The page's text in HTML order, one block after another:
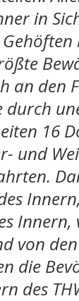
in
an den
durch
16
und
von
die
des